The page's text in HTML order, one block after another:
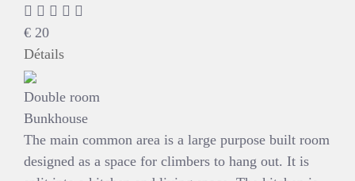
€ 20
Détails
Double room
Bunkhouse
The main common area is a large purpose built room
designed as a space for climbers to hang out. It is